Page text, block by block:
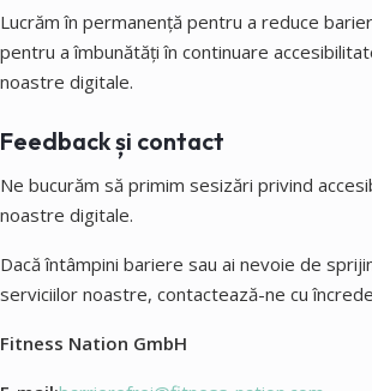
Lucrăm în permanență pentru a reduce
pentru a îmbunătăți în continuare
noastre digitale.
Feedback și contact
Ne bucurăm să primim sesizări privind
noastre digitale.
Dacă întâmpini bariere sau ai nevoie de
serviciilor noastre, contactează-ne cu
Fitness Nation GmbH